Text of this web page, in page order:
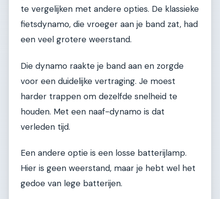
te vergelijken met andere opties. De klassieke
fietsdynamo, die vroeger aan je band zat, had
een veel grotere weerstand.
Die dynamo raakte je band aan en zorgde
voor een duidelijke vertraging. Je moest
harder trappen om dezelfde snelheid te
houden. Met een naaf-dynamo is dat
verleden tijd.
Een andere optie is een losse batterijlamp.
Hier is geen weerstand, maar je hebt wel het
gedoe van lege batterijen.